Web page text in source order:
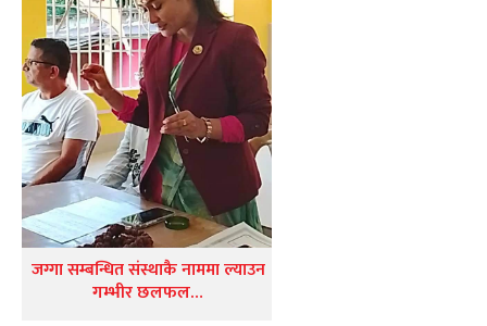
जग्गा सम्बन्धित संस्थाकै नाममा ल्याउन
गम्भीर छलफल…